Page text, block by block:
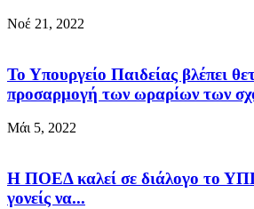
Νοέ 21, 2022
Το Υπουργείο Παιδείας βλέπει
προσαρμογή των ωραρίων των
Μάι 5, 2022
Η ΠΟΕΔ καλεί σε διάλογο το
γονείς να...